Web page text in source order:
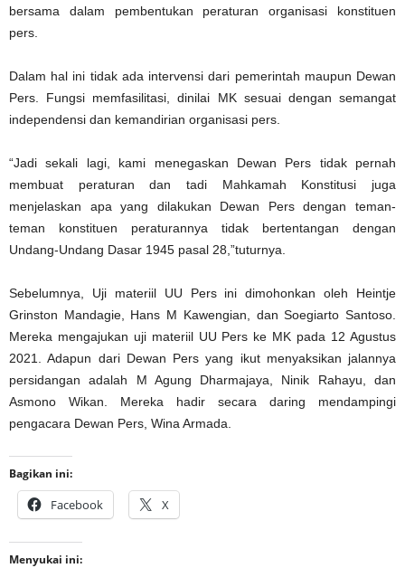
bersama dalam pembentukan peraturan organisasi konstituen
pers.
Dalam hal ini tidak ada intervensi dari pemerintah maupun Dewan
Pers. Fungsi memfasilitasi, dinilai MK sesuai dengan semangat
independensi dan kemandirian organisasi pers.
“Jadi sekali lagi, kami menegaskan Dewan Pers tidak pernah
membuat peraturan dan tadi Mahkamah Konstitusi juga
menjelaskan apa yang dilakukan Dewan Pers dengan teman-
teman konstituen peraturannya tidak bertentangan dengan
Undang-Undang Dasar 1945 pasal 28,”tuturnya.
Sebelumnya, Uji materiil UU Pers ini dimohonkan oleh Heintje
Grinston Mandagie, Hans M Kawengian, dan Soegiarto Santoso.
Mereka mengajukan uji materiil UU Pers ke MK pada 12 Agustus
2021. Adapun dari Dewan Pers yang ikut menyaksikan jalannya
persidangan adalah M Agung Dharmajaya, Ninik Rahayu, dan
Asmono Wikan. Mereka hadir secara daring mendampingi
pengacara Dewan Pers, Wina Armada.
Bagikan ini:
Facebook X
Menyukai ini: